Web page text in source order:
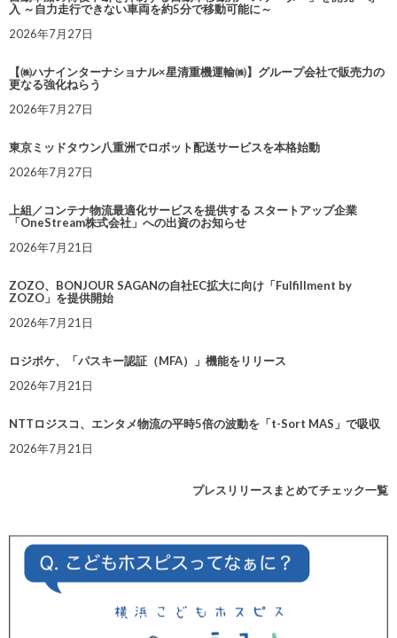
入 ～自力走行できない車両を約5分で移動可能に～
2026年7月27日
【㈱ハナインターナショナル×星清重機運輸㈱】グループ会社で販売力の
更なる強化ねらう
2026年7月27日
東京ミッドタウン八重洲でロボット配送サービスを本格始動
2026年7月27日
上組／コンテナ物流最適化サービスを提供する スタートアップ企業
「OneStream株式会社」への出資のお知らせ
2026年7月21日
ZOZO、BONJOUR SAGANの自社EC拡大に向け「Fulfillment by
ZOZO」を提供開始
2026年7月21日
ロジポケ、「パスキー認証（MFA）」機能をリリース
2026年7月21日
NTTロジスコ、エンタメ物流の平時5倍の波動を「t-Sort MAS」で吸収
2026年7月21日
プレスリリースまとめてチェック一覧